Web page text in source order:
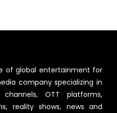
of global entertainment for
company specializing in
OTT platforms,
reality shows, news and